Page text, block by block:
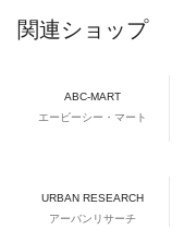
関連ショップ
ABC-MART
エービーシー・マート
URBAN RESEARCH
アーバンリサーチ